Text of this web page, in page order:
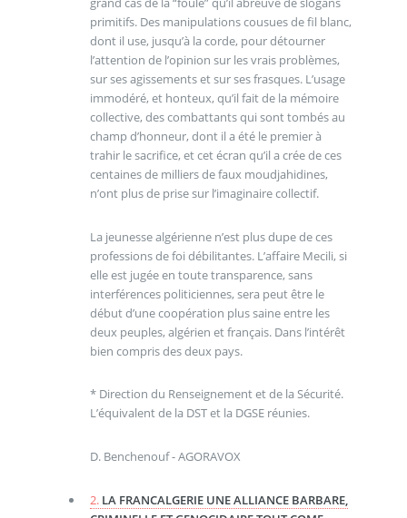
primitifs. Des manipulations cousues de fil blanc,
dont il use, jusqu’à la corde, pour détourner
l’attention de l’opinion sur les vrais problèmes,
sur ses agissements et sur ses frasques. L’usage
immodéré, et honteux, qu’il fait de la mémoire
collective, des combattants qui sont tombés au
champ d’honneur, dont il a été le premier à
trahir le sacrifice, et cet écran qu’il a crée de ces
centaines de milliers de faux moudjahidines,
n’ont plus de prise sur l’imaginaire collectif.
La jeunesse algérienne n’est plus dupe de ces
professions de foi débilitantes. L’affaire Mecili, si
elle est jugée en toute transparence, sans
interférences politiciennes, sera peut être le
début d’une coopération plus saine entre les
deux peuples, algérien et français. Dans l’intérêt
bien compris des deux pays.
* Direction du Renseignement et de la Sécurité.
L’équivalent de la DST et la DGSE réunies.
D. Benchenouf - AGORAVOX
2. LA FRANCALGERIE UNE ALLIANCE BARBARE,